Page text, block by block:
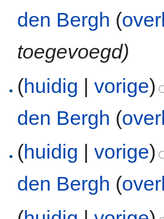
den Bergh (
toegevoegd)
(huidig |vorige)
den Bergh (
(huidig |vorige)
den Bergh (